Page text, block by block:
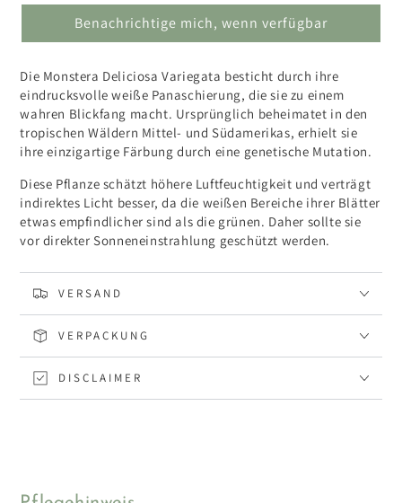
für
Monstera
Deliciosa
für
Monstera
Deliciosa
Variegata
Benachrichtige mich, wenn verfügbar
Die Monstera Deliciosa Variegata besticht durch ihre
eindrucksvolle weiße Panaschierung, die sie zu einem
wahren Blickfang macht. Ursprünglich beheimatet in den
tropischen Wäldern Mittel- und Südamerikas, erhielt sie
ihre einzigartige Färbung durch eine genetische Mutation.
Diese Pflanze schätzt höhere Luftfeuchtigkeit und verträgt
indirektes Licht besser, da die weißen Bereiche ihrer Blätter
etwas empfindlicher sind als die grünen. Daher sollte sie
vor direkter Sonneneinstrahlung geschützt werden.
VERSAND
VERPACKUNG
DISCLAIMER